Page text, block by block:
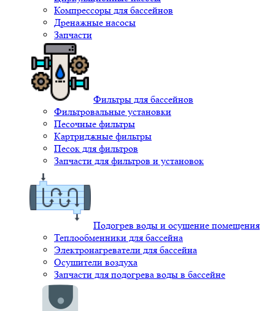
Компрессоры для бассейнов
Дренажные насосы
Запчасти
Фильтры для бассейнов
Фильтровальные установки
Песочные фильтры
Картриджные фильтры
Песок для фильтров
Запчасти для фильтров и установок
Подогрев воды и осушение помещения
Теплообменники для бассейна
Электронагреватели для бассейна
Осушители воздуха
Запчасти для подогрева воды в бассейне